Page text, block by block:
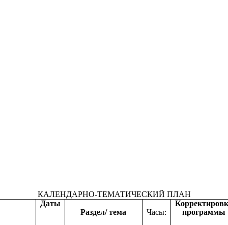
КАЛЕНДАРНО-ТЕМАТИЧЕСКИЙ ПЛАН
Даты
Раздел/ тема
Часы:
программы